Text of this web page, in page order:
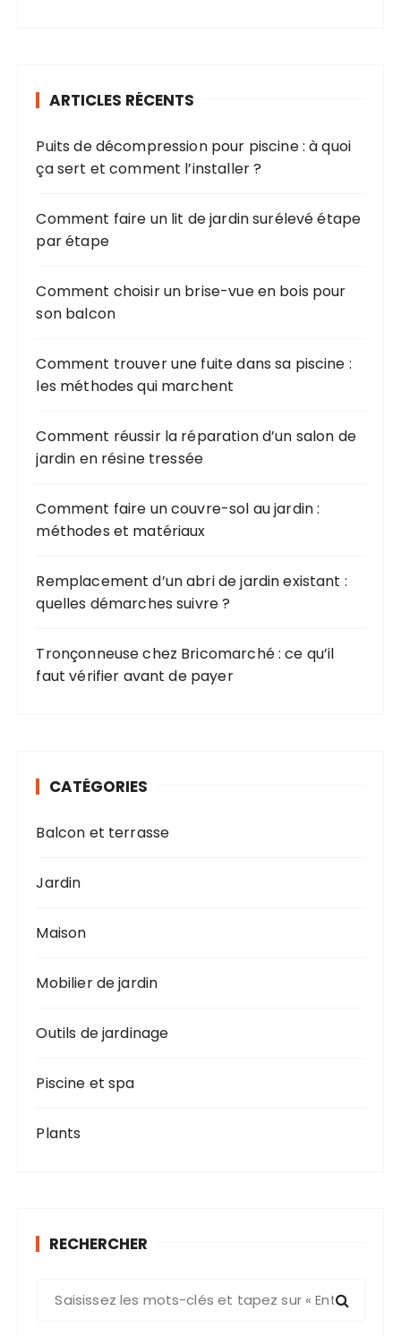
ARTICLES RÉCENTS
Puits de décompression pour piscine : à quoi
ça sert et comment l’installer ?
Comment faire un lit de jardin surélevé étape
par étape
Comment choisir un brise-vue en bois pour
son balcon
Comment trouver une fuite dans sa piscine :
les méthodes qui marchent
Comment réussir la réparation d’un salon de
jardin en résine tressée
Comment faire un couvre-sol au jardin :
méthodes et matériaux
Remplacement d’un abri de jardin existant :
quelles démarches suivre ?
Tronçonneuse chez Bricomarché : ce qu’il
faut vérifier avant de payer
CATÉGORIES
Balcon et terrasse
Jardin
Maison
Mobilier de jardin
Outils de jardinage
Piscine et spa
Plants
RECHERCHER